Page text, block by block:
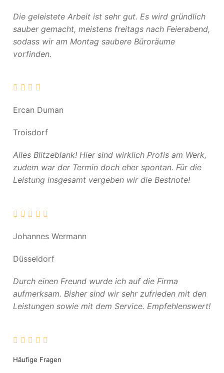
Die geleistete Arbeit ist sehr gut. Es wird gründlich
sauber gemacht, meistens freitags nach Feierabend,
sodass wir am Montag saubere Büroräume
vorfinden.
Ercan Duman
Troisdorf
Alles Blitzeblank! Hier sind wirklich Profis am Werk,
zudem war der Termin doch eher spontan. Für die
Leistung insgesamt vergeben wir die Bestnote!
Johannes Wermann
Düsseldorf
Durch einen Freund wurde ich auf die Firma
aufmerksam. Bisher sind wir sehr zufrieden mit den
Leistungen sowie mit dem Service. Empfehlenswert!
Häufige Fragen